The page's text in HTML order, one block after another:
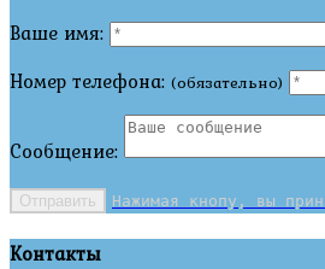
Ваше имя:
Номер телефона: (обязательно)
Сообщение:
Отправить Нажимая кнопу, вы
Контакты